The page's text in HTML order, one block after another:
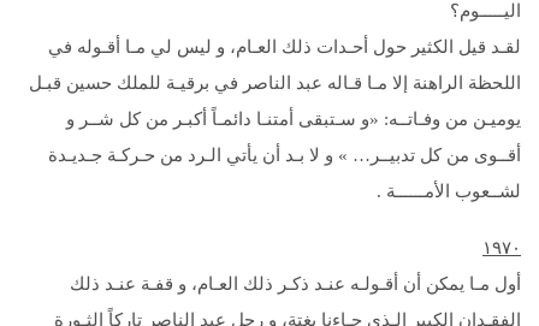
اليـــــوم؟
لقـد قيل الكثير حول أحـدات ذلك العـام، و ليس لي مـا أقـوله في
اللحظة الراهنة إلا مـا قـاله عبد الناصر في برقيـة للملك حسين قبـل
يوميـن من وفـاتــه: «و سـتبقى أمتنـا دائمـاً أكبـر من كل شــر و
أقــوى من كل تدبيــر… » و لا بـد أن يأتي الـرد من حـركـة جـديـدة
لشــعوب الأمــــــة .
۱۹۷٠
أول مـا يمكن أن أقـولـه عنـد ذكـر ذلك العـام، و قفـة عنـد ذلك
الفقـدان الكبير الـذي جـاءنا بغتة، و رحل عبد الناصر تاركاً الثـورة